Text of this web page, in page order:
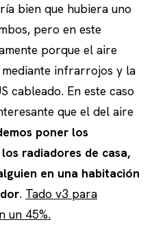
bien que hubiera uno
pero en este
porque el aire
infrarrojos y la
cableado. En este caso
que el del aire
poner los
radiadores de casa,
en una habitación
. Tado v3 para
un 45%.